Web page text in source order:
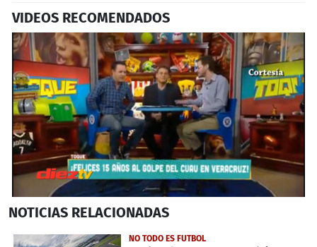
VIDEOS RECOMENDADOS
seconds
2
NOTICIAS RELACIONADAS
NO TODO ES FUTBOL